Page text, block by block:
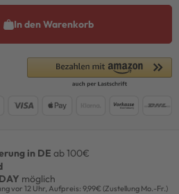
In den Warenkorb
in DE ab 100€
möglich
vor 12 Uhr, Aufpreis: 9,99€ (Zustellung Mo.-Fr.)